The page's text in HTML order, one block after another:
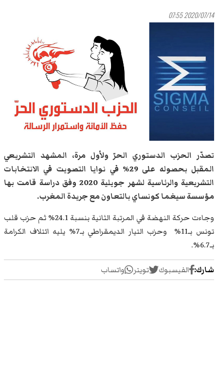
2020/07/14 07:55
تصدّر الحزب الدستوري الحرّ ولأول مرة، المشهد التشريعي
المقبل بحصوله على 29% في نوايا التصويت في الانتخابات
التشريعية والرئاسية لشهر جويلية 2020 وفق دراسة قامت بها
مؤسسة سيغما كونساي بالتعاون مع جريدة المغرب.
وجاءت حركة النهضة في المرتبة الثانية بنسبة 24.1% ثم حزب قلب
تونس بـ11% وحزب التيار الديمقراطي بـ7% يليه ائتلاف الكرامة
بـ6.7%.
شارك: الفيسبوك تويتر واتساب